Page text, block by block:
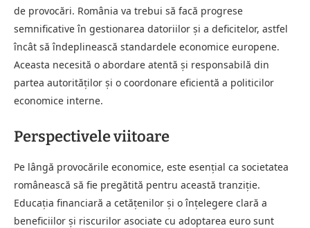
de provocări. România va trebui să facă progrese
semnificative în gestionarea datoriilor și a deficitelor, astfel
încât să îndeplinească standardele economice europene.
Aceasta necesită o abordare atentă și responsabilă din
partea autorităților și o coordonare eficientă a politicilor
economice interne.
Perspectivele viitoare
Pe lângă provocările economice, este esențial ca societatea
românească să fie pregătită pentru această tranziție.
Educația financiară a cetățenilor și o înțelegere clară a
beneficiilor și riscurilor asociate cu adoptarea euro sunt